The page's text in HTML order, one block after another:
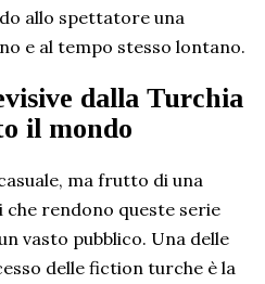
allo spettatore una
e al tempo stesso lontano.
dalla Turchia
il mondo
ma frutto di una
rendono queste serie
vasto pubblico. Una delle
delle fiction turche è la